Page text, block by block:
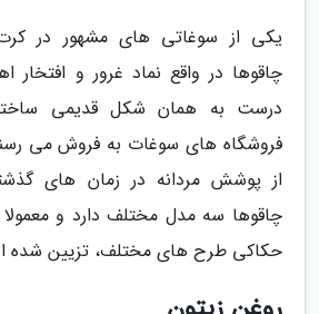
یکی از سوغاتی های مشهور در
چاقوها در واقع نماد غرور و افتخار
درست به همان شکل قدیمی
فروشگاه های سوغات به فروش می
از پوشش مردانه در زمان های
چاقوها سه مدل مختلف دارد و معمولا
حکاکی طرح های مختلف، تزیین شده